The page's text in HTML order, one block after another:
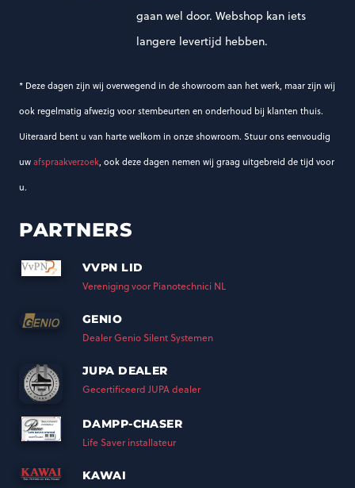
gaan wel door. Webshop kan iets
langere levertijd hebben.
* Deze dagen zijn wij overwegend in de showroom aan het werk, maar zijn wij
ook regelmatig afwezig voor stembeurten en onderhoud bij klanten thuis.
Uiteraard bent u van harte welkom in onze showroom. Stuur ons eenvoudig
uwafspraakverzoek, ook deze dagen nemen wij graag uitgebreid de tijd voor
u.
PARTNERS
VVPN LID
Vereniging voor Pianotechnici NL
GENIO
Dealer Genio Silent Systemen
JUPA DEALER
Gecertificeerd JUPA dealer
DAMPP-CHASER
Life Saver installateur
KAWAI